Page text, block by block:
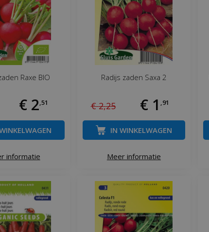
Raxe BIO
€ 2 ,51
informatie
Radijs zaden Saxa 2
€ 2,25 € 1 91
Meer informatie
IN WINKELWAGEN